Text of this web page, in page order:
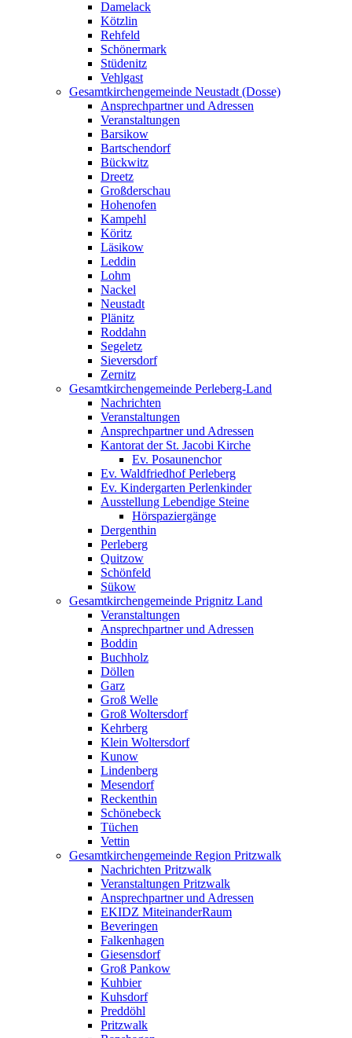
Damelack
Kötzlin
Rehfeld
Schönermark
Stüdenitz
Vehlgast
Gesamtkirchengemeinde Neustadt (Dosse)
Ansprechpartner und Adressen
Veranstaltungen
Barsikow
Bartschendorf
Bückwitz
Dreetz
Großderschau
Hohenofen
Kampehl
Köritz
Läsikow
Leddin
Lohm
Nackel
Neustadt
Plänitz
Roddahn
Segeletz
Sieversdorf
Zernitz
Gesamtkirchengemeinde Perleberg-Land
Nachrichten
Veranstaltungen
Ansprechpartner und Adressen
Kantorat der St. Jacobi Kirche
Ev. Posaunenchor
Ev. Waldfriedhof Perleberg
Ev. Kindergarten Perlenkinder
Ausstellung Lebendige Steine
Hörspaziergänge
Dergenthin
Perleberg
Quitzow
Schönfeld
Sükow
Gesamtkirchengemeinde Prignitz Land
Veranstaltungen
Ansprechpartner und Adressen
Boddin
Buchholz
Döllen
Garz
Groß Welle
Groß Woltersdorf
Kehrberg
Klein Woltersdorf
Kunow
Lindenberg
Mesendorf
Reckenthin
Schönebeck
Tüchen
Vettin
Gesamtkirchengemeinde Region Pritzwalk
Nachrichten Pritzwalk
Veranstaltungen Pritzwalk
Ansprechpartner und Adressen
EKIDZ MiteinanderRaum
Beveringen
Falkenhagen
Giesensdorf
Groß Pankow
Kuhbier
Kuhsdorf
Preddöhl
Pritzwalk